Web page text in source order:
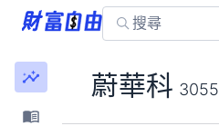
蔚華科 3055